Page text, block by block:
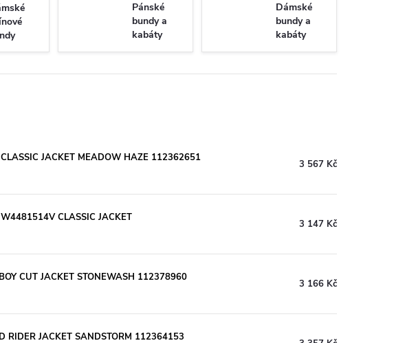
Pánské
bundy a
kabáty
GAP
Dámské
bundy a
kabáty
GAP
JACKET MEADOW HAZE 112362651
3 567 Kč
CLASSIC JACKET
3 147 Kč
CUT JACKET STONEWASH 112378960
3 166 Kč
RIDER JACKET SANDSTORM 112364153